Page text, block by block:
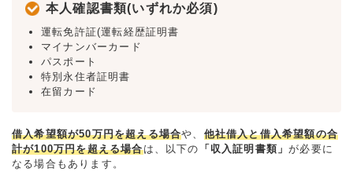
本人確認書類(いずれか必須)
運転免許証(運転経歴証明書
マイナンバーカード
パスポート
特別永住者証明書
在留カード
借入希望額が50万円を超える場合や、 他社借入と借入希望額の合
計が100万円を超える場合は、以下の 「収入証明書類」が必要に
なる場合もあります。